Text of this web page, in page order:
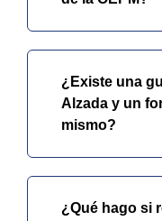
¿Existe una
Alzada y un
mismo?
¿Qué hago si